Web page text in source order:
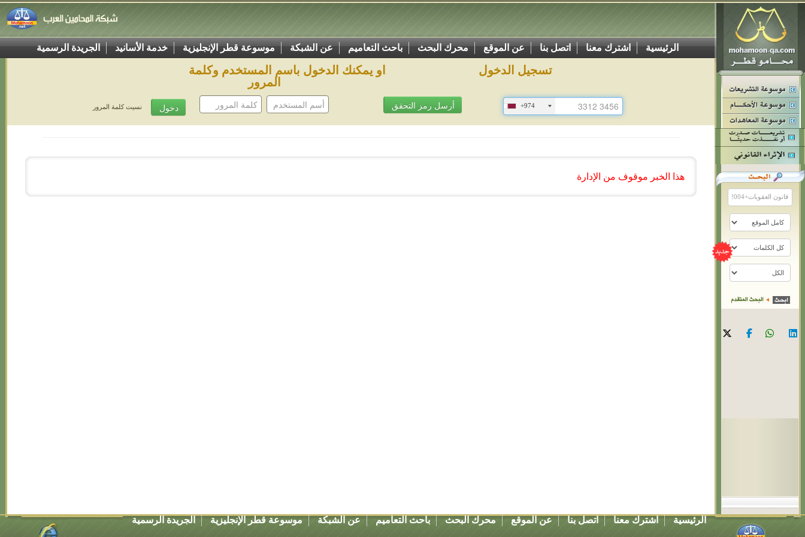
الرئيسية اشترك معنا اتصل بنا عن الموقع محرك البحث باحث التعاميم عن الشبكة موسوعة قطر الإنجليزية خدمة الأسانيد الجريدة الرسمية
تسجيل الدخول
او يمكنك الدخول باسم المستخدم وكلمة
المرور
+974 نسيت كلمة المرور
هذا الخبر موقوف من الإدارة
الرئيسية اشترك معنا اتصل بنا عن الموقع محرك البحث باحث التعاميم عن الشبكة موسوعة قطر الإنجليزية الجريدة الرسمية